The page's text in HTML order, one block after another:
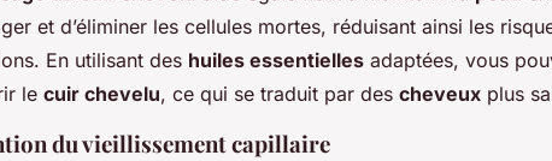
et d’éliminer les cellules mortes, réduisant ainsi les
En utilisant des huiles essentielles adaptées, vous
le cuir chevelu, ce qui se traduit par des cheveux plus
du vieillissement capillaire